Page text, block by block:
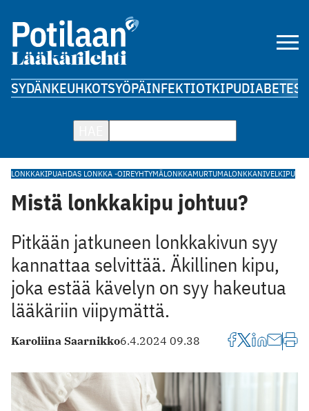
SYDÄNKEUHKOTSYÖPÄINFEKTIOTKIPUDIABETES
LONKKAKIPUAHDAS LONKKA -OIREYHTYMÄLONKKAMURTUMALONKKANIVELKIPU
Mistä lonkkakipu johtuu?
Pitkään jatkuneen lonkkakivun syy
kannattaa selvittää. Äkillinen kipu,
joka estää kävelyn on syy hakeutua
lääkäriin viipymättä.
Karoliina Saarnikko6.4.2024 09.38